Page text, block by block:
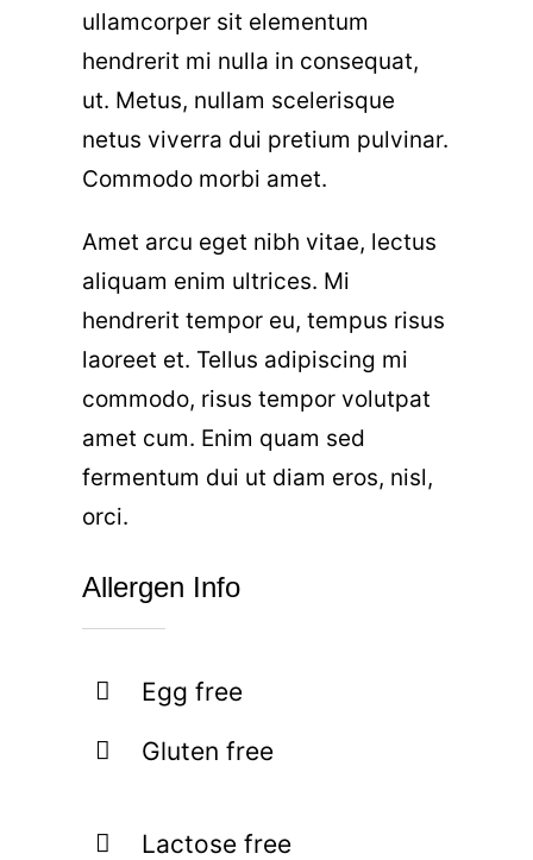
ullamcorper sit elementum
hendrerit mi nulla in consequat,
ut. Metus, nullam scelerisque
netus viverra dui pretium pulvinar.
Commodo morbi amet.
Amet arcu eget nibh vitae, lectus
aliquam enim ultrices. Mi
hendrerit tempor eu, tempus risus
laoreet et. Tellus adipiscing mi
commodo, risus tempor volutpat
amet cum. Enim quam sed
fermentum dui ut diam eros, nisl,
orci.
Allergen Info
Egg free
Gluten free
Lactose free